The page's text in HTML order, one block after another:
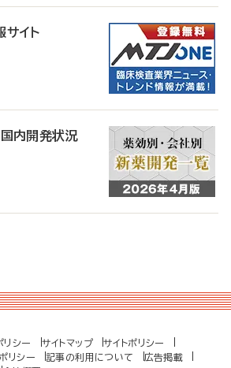
イト
内開発状況
リシー サイトマップ
サイトポリシー
リシー 記事の利用について
広告掲載